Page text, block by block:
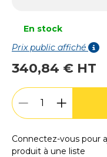
En stock
Prix public affiché
340,84 € HT
Connectez-vous pour
produit à une liste